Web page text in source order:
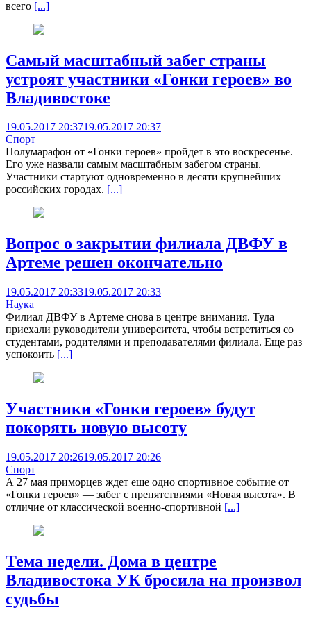
всего [...]
Самый масштабный забег страны
устроят участники «Гонки героев» во
Владивостоке
19.05.2017 20:3719.05.2017 20:37
Спорт
Полумарафон от «Гонки героев» пройдет в это воскресенье.
Его уже назвали самым масштабным забегом страны.
Участники стартуют одновременно в десяти крупнейших
российских городах. [...]
Вопрос о закрытии филиала ДВФУ в
Артеме решен окончательно
19.05.2017 20:3319.05.2017 20:33
Наука
Филиал ДВФУ в Артеме снова в центре внимания. Туда
приехали руководители университета, чтобы встретиться со
студентами, родителями и преподавателями филиала. Еще раз
успокоить [...]
Участники «Гонки героев» будут
покорять новую высоту
19.05.2017 20:2619.05.2017 20:26
Спорт
А 27 мая приморцев ждет еще одно спортивное событие от
«Гонки героев» — забег с препятствиями «Новая высота». В
отличие от классической военно-спортивной [...]
Тема недели. Дома в центре
Владивостока УК бросила на произвол
судьбы